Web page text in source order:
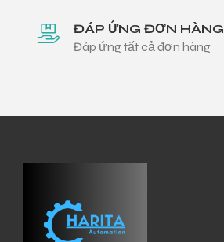
ĐÁP ỨNG ĐƠN HÀNG
Đáp ứng tất cả đơn hàng